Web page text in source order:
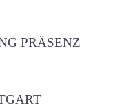
PRÄSENZ